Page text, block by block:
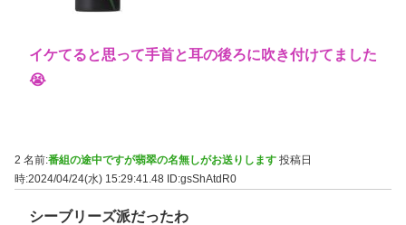
イケてると思って手首と耳の後ろに吹き付けてました
😭
2 名前:番組の途中ですが翡翠の名無しがお送りします 投稿日
時:2024/04/24(水) 15:29:41.48 ID:gsShAtdR0
シーブリーズ派だったわ